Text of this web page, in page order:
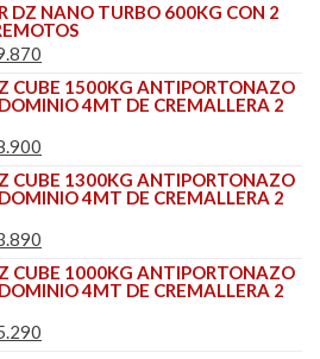
DZ NANO TURBO 600KG CON 2
PRECIO
ACTUAL
CUBE 1500KG ANTIPORTONAZO
4MT DE CREMALLERA 2
PRECIO
ACTUAL
CUBE 1300KG ANTIPORTONAZO
4MT DE CREMALLERA 2
PRECIO
ACTUAL
CUBE 1000KG ANTIPORTONAZO
4MT DE CREMALLERA 2